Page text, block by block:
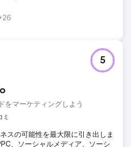
をマーケティングしよう
ミ
5
スの可能性を最大限に引き出しま
、ソーシャルメディア、ソーシ